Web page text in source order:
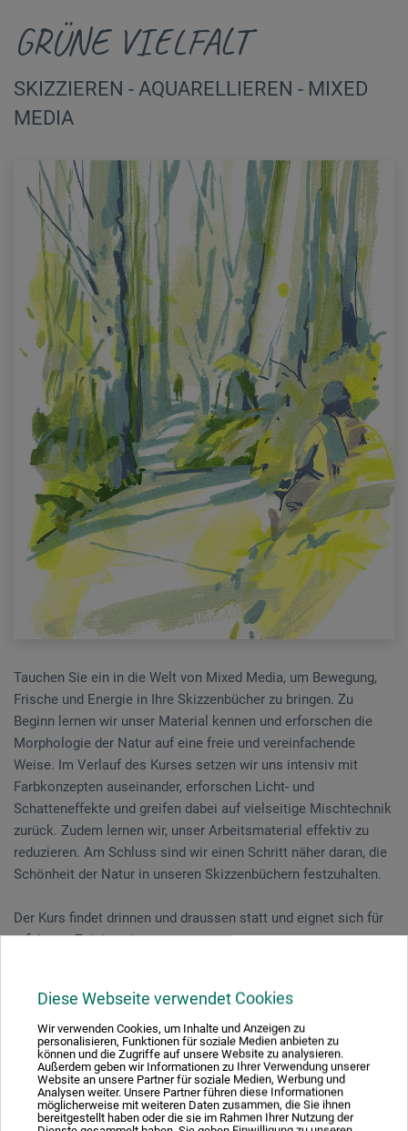
Diese Webseite verwendet Cookies
Wir verwenden Cookies, um Inhalte und Anzeigen zu
personalisieren, Funktionen für soziale Medien anbieten zu
können und die Zugriffe auf unsere Website zu analysieren.
Außerdem geben wir Informationen zu Ihrer Verwendung unserer
Website an unsere Partner für soziale Medien, Werbung und
Analysen weiter. Unsere Partner führen diese Informationen
möglicherweise mit weiteren Daten zusammen, die Sie ihnen
bereitgestellt haben oder die sie im Rahmen Ihrer Nutzung der
GRÜNE VIELFALT
SKIZZIEREN - AQUARELLIEREN - MIXED
MEDIA
Tauchen Sie ein in die Welt von Mixed Media, um Bewegung,
Frische und Energie in Ihre Skizzenbücher zu bringen. Zu
Beginn lernen wir unser Material kennen und erforschen die
Morphologie der Natur auf eine freie und vereinfachende
Weise. Im Verlauf des Kurses setzen wir uns intensiv mit
Farbkonzepten auseinander, erforschen Licht- und
Schatteneffekte und greifen dabei auf vielseitige Mischtechnik
zurück. Zudem lernen wir, unser Arbeitsmaterial effektiv zu
reduzieren. Am Schluss sind wir einen Schritt näher daran, die
Schönheit der Natur in unseren Skizzenbüchern festzuhalten.
Der Kurs findet drinnen und draussen statt und eignet sich für
erfahrene Zeichner:innen.
DER KURS IST AUSGEBUCHT.
Wir führen eine Warteliste, schreiben Sie uns eine
oder rufen Sie uns an.
Jenny Adam| Diplom-Produktdesignerin und Illustratorin in